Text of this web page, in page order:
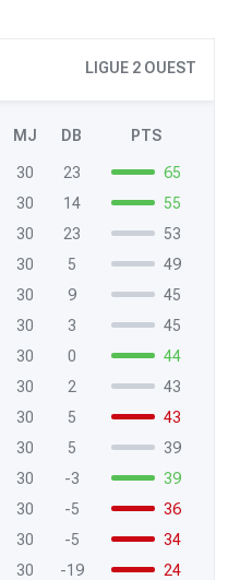
LIGUE 2 OUEST
MJ DB PTS
30 23
65
30 14
55
30 23
53
30 5
49
30 9
45
30 3
45
30 0
44
30 2
43
30 5
43
30 5
39
30 -3
39
30 -5
36
30 -5
34
30 -19
24